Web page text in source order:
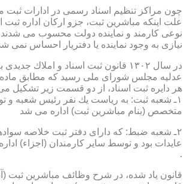
چون مراكز تنظیم اسناد رسمی در ادارات ثبت
علت اینكه مباشرین ثبت، جزو اركان اداره ثبت
نوعی كارمند و نماینده دولت محسوب می
نیازی به وجود نماینده یا دفتریار احساس نمی
در سال ۱۳۰۲ قانون ثبت اسناد و املاك
هر دایره ثبت اسناد، از دو قسمت زیر تشكیل
۱ـ شعبه ثبت: به ریاست یك نفر رئیس شعبه و
متخصص (بنام مباشرین ثبت) اداره می شد
۲ـ شعبه ضبط: كه دارای دفتر ثبت خلاصه
عایدات بود و توسط سایر كارمندان (اجزاء)
.